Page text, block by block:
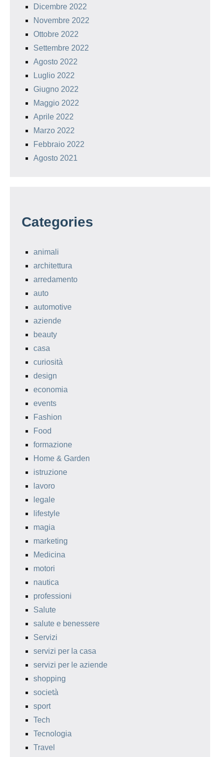
Dicembre 2022
Novembre 2022
Ottobre 2022
Settembre 2022
Agosto 2022
Luglio 2022
Giugno 2022
Maggio 2022
Aprile 2022
Marzo 2022
Febbraio 2022
Agosto 2021
Categories
animali
architettura
arredamento
auto
automotive
aziende
beauty
casa
curiosità
design
economia
events
Fashion
Food
formazione
Home & Garden
istruzione
lavoro
legale
lifestyle
magia
marketing
Medicina
motori
nautica
professioni
Salute
salute e benessere
Servizi
servizi per la casa
servizi per le aziende
shopping
società
sport
Tech
Tecnologia
Travel